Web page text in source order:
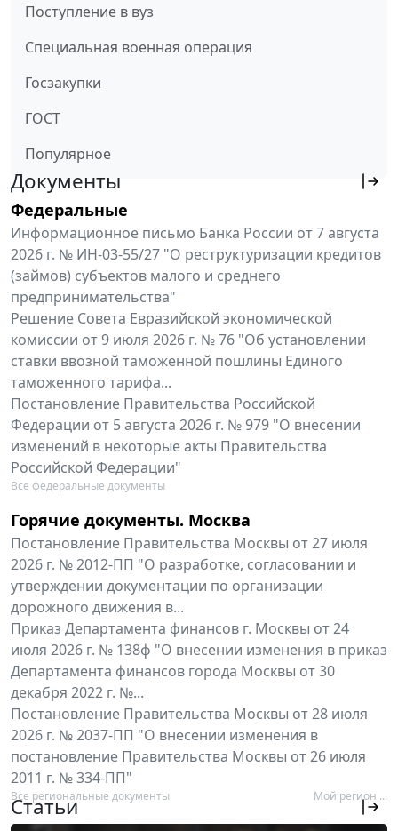
Поступление в вуз
Специальная военная операция
Госзакупки
ГОСТ
Популярное
Документы
Федеральные
Информационное письмо Банка России от 7 августа
2026 г. № ИН-03-55/27 "О реструктуризации кредитов
(займов) субъектов малого и среднего
предпринимательства"
Решение Совета Евразийской экономической
комиссии от 9 июля 2026 г. № 76 "Об установлении
ставки ввозной таможенной пошлины Единого
таможенного тарифа...
Постановление Правительства Российской
Федерации от 5 августа 2026 г. № 979 "О внесении
изменений в некоторые акты Правительства
Российской Федерации"
Все федеральные документы
Горячие документы. Москва
Постановление Правительства Москвы от 27 июля
2026 г. № 2012-ПП "О разработке, согласовании и
утверждении документации по организации
дорожного движения в...
Приказ Департамента финансов г. Москвы от 24
июля 2026 г. № 138ф "О внесении изменения в приказ
Департамента финансов города Москвы от 30
декабря 2022 г. №...
Постановление Правительства Москвы от 28 июля
2026 г. № 2037-ПП "О внесении изменения в
постановление Правительства Москвы от 26 июля
2011 г. № 334-ПП"
Все региональные документы Мой регион ...
Статьи